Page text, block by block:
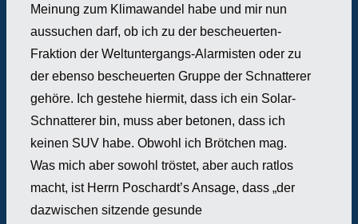
Meinung zum Klimawandel habe und mir nun
aussuchen darf, ob ich zu der bescheuerten-
Fraktion der Weltuntergangs-Alarmisten oder zu
der ebenso bescheuerten Gruppe der Schnatterer
gehöre. Ich gestehe hiermit, dass ich ein Solar-
Schnatterer bin, muss aber betonen, dass ich
keinen SUV habe. Obwohl ich Brötchen mag.
Was mich aber sowohl tröstet, aber auch ratlos
macht, ist Herrn Poschardt’s Ansage, dass „der
dazwischen sitzende gesunde